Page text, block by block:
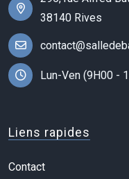
38140 Rives
Lun-Ven (9H00 -
Liens rapides
Contact